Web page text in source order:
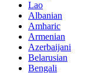
Lao
Albanian
Amharic
Armenian
Azerbaijani
Belarusian
Bengali